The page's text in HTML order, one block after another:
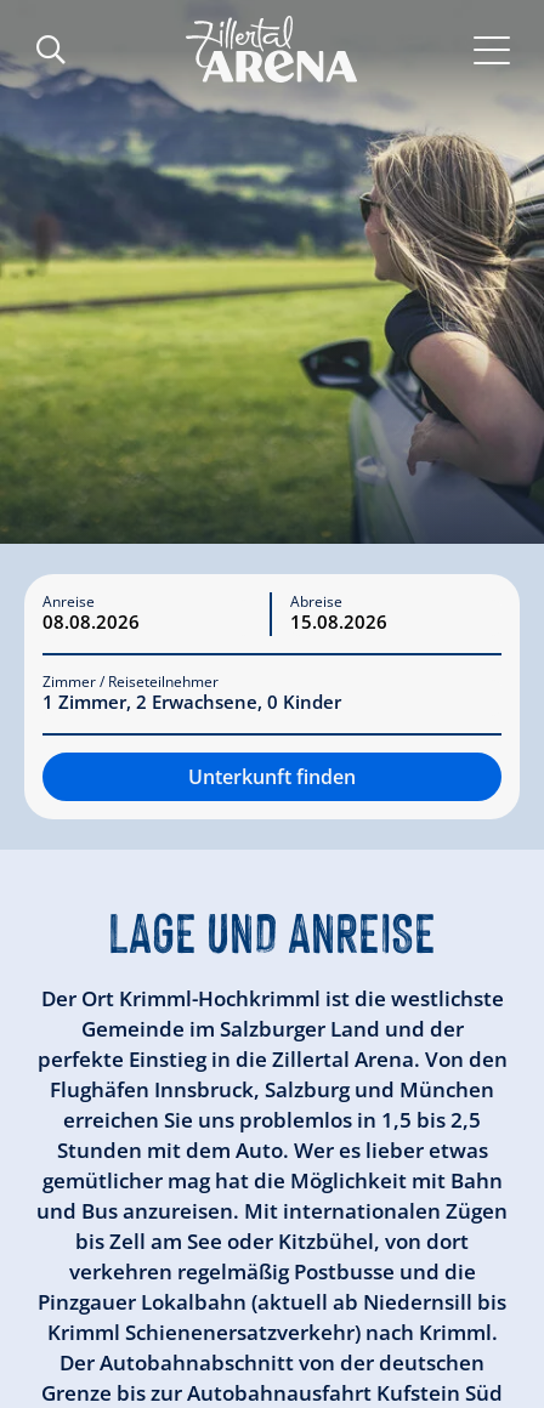
Anreise Abreise
Zimmer / Reiseteilnehmer
1 Zimmer, 2 Erwachsene, 0 Kinder
Unterkunft finden
LAGE UND ANREISE
Der Ort Krimml-Hochkrimml ist die westlichste
Gemeinde im Salzburger Land und der
perfekte Einstieg in die Zillertal Arena. Von den
Flughäfen Innsbruck, Salzburg und München
erreichen Sie uns problemlos in 1,5 bis 2,5
Stunden mit dem Auto. Wer es lieber etwas
gemütlicher mag hat die Möglichkeit mit Bahn
und Bus anzureisen. Mit internationalen Zügen
bis Zell am See oder Kitzbühel, von dort
verkehren regelmäßig Postbusse und die
Pinzgauer Lokalbahn (aktuell ab Niedernsill bis
Krimml Schienenersatzverkehr) nach Krimml.
Der Autobahnabschnitt von der deutschen
Grenze bis zur Autobahnausfahrt Kufstein Süd